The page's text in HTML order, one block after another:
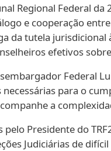
Regional Federal da
e cooperação
da tutela jurisdicional
efetivos
Federal
para o
a
Presidente do
Judiciárias de